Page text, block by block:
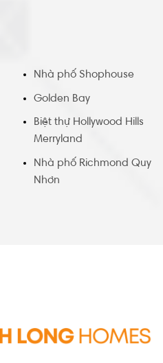
Nhà phố Shophouse
Golden Bay
Biệt thự Hollywood Hills
Merryland
Nhà phố Richmond Quy
Nhơn